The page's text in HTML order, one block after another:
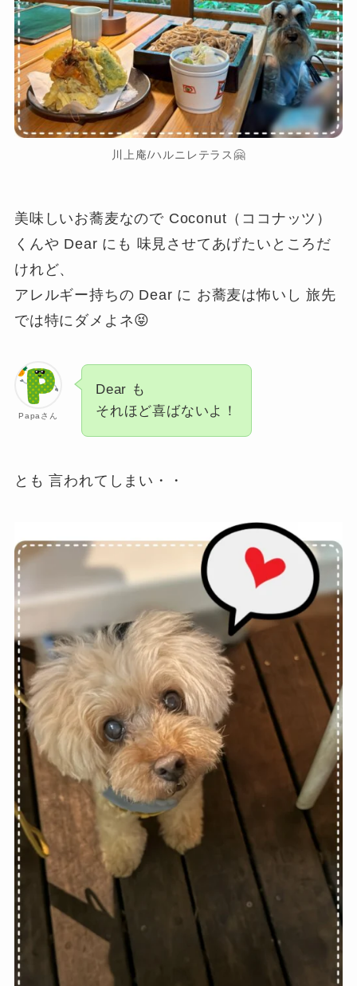
川上庵/ハルニレテラス🤗
美味しいお蕎麦なので Coconut（ココナッツ）
くんや Dear にも 味見させてあげたいところだ
けれど、
アレルギー持ちの Dear に お蕎麦は怖いし 旅先
では特にダメよネ😝
Papaさん
Dear も
それほど喜ばないよ！
とも 言われてしまい・・